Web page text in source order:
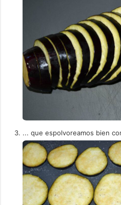
... que espolvoreamos bien